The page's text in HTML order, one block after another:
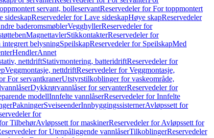
servant, bolleservantReservedeler for For toppmontert
sideskapReservedeler for Lave sideskapHøye skapReservedeler
baderomsmøblerVegghyllerReservedeler for
MagnettavlerStikkontakterReservedeler for
integrert belysningSpeilskapReservedeler for SpeilskapMed
HendlerAnnet
nettdriftStativmontering, batteridriftReservedeler for
Veggmontasje, nettdriftReservedeler for Veggmontasje,
For servantkranerUtstyrstilkoblinger for vaskeområde,
Dykkrørvannlåser for servanterReservedeler for
modellInnfelte vannlåserReservedeler for Innfelte
PakningerSveiseenderInnbyggingssisternerAvløpssett for
for
TilbehørAvløpssett for maskinerReservedeler for Avløpssett for
for Utenpåliggende vannlåserTilkoblingerReservedeler